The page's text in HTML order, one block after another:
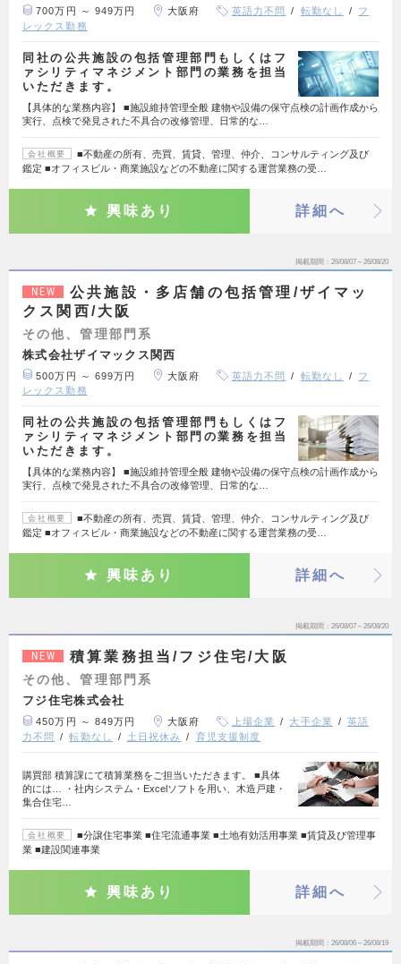
700万円 ～ 949万円 大阪府 英語力不問 転勤なし
フ
レックス勤務
同社の公共施設の包括管理部門もしくはフ
ァシリティマネジメント部門の業務を担当
いただきます。
【具体的な業務内容】 ■施設維持管理全般 建物や設備の保守点検の計画作成から
実行、点検で発見された不具合の改修管理、日常的な…
会社概要
■不動産の所有、売買、賃貸、管理、仲介、コンサルティング及び
鑑定 ■オフィスビル・商業施設などの不動産に関する運営業務の受…
興味あり 詳細へ
掲載期間 26/08/07～26/08/20
NEW
公共施設・多店舗の包括管理/ザイマッ
クス関西/大阪
その他、管理部門系
株式会社ザイマックス関西
500万円 ～ 699万円 大阪府 英語力不問 転勤なし
フ
レックス勤務
同社の公共施設の包括管理部門もしくはフ
ァシリティマネジメント部門の業務を担当
いただきます。
【具体的な業務内容】 ■施設維持管理全般 建物や設備の保守点検の計画作成から
実行、点検で発見された不具合の改修管理、日常的な…
会社概要
■不動産の所有、売買、賃貸、管理、仲介、コンサルティング及び
鑑定 ■オフィスビル・商業施設などの不動産に関する運営業務の受…
興味あり 詳細へ
掲載期間 26/08/07～26/08/20
NEW 積算業務担当/フジ住宅/大阪
その他、管理部門系
フジ住宅株式会社
450万円 ～ 849万円 大阪府 上場企業 大手企業
英語
力不問
転勤なし 土日祝休み 育児支援制度
購買部 積算課にて積算業務をご担当いただきます。 ■具体
的には… ・社内システム・Excelソフトを用い、木造戸建・
集合住宅…
会社概要
■分譲住宅事業 ■住宅流通事業 ■土地有効活用事業 ■賃貸及び管理事
業 ■建設関連事業
興味あり 詳細へ
掲載期間 26/08/06～26/08/19